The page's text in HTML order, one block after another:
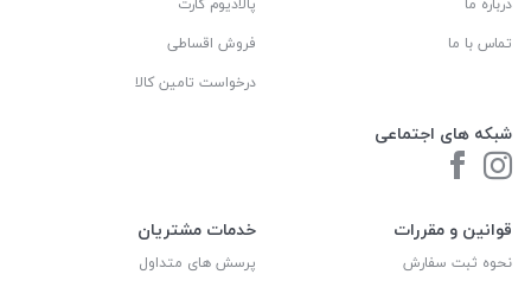
تماس با ما
شبکه های اجتماعی
فروش اقساطی
درخواست تامین کالا
قوانین و مقررات
نحوه ثبت سفارش
خدمات مشتریان
پرسش های متداول